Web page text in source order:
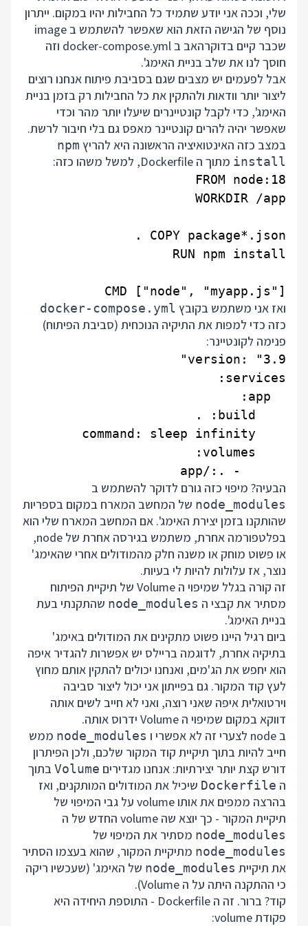
שלי, וככה אני יודע שתמיד כל החבילות יהיו במקום. ייתרון
נוסף של הגישה הזאת הוא שאפשר להשתמש ב image
שכבר קיים בדוקרהאב ב docker-compose.yml וזה
חוסך לנו את שלב בניית האימג'.
אבל לפעמים יש מצבים שגם בסביבת פיתוח אנחנו רוצים
ליצור יותר וודאות ולהתקין את כל החבילות רק בזמן בניית
האימג', כדי לקבל קונטיינרים שיעלו יותר מהר וכדי
שאפשר יהיה להרים קונטיינר מאפס גם בלי חיבור לרשת.
במצב כזה האינטואיציה הראשונה היא להריץ npm
install מתוך ה Dockerfile, למשל משהו כזה:
CMD ["node", "myapp.js"]
ואז אני משתמש בקובץ docker-compose.yml
כזה כדי למפות את התיקיה הנוכחית (סביבת הפיתוח)
פנימה לקונטיינר:
      - .:/app
הבעיה? מיפוי כזה גורם לדוקר להשתמש ב
node_modules של המחשב המארח במקום בספריות
שהותקנו בזמן יצירת האימג'. אם המחשב המארח שלי הוא
בפלטפורמה אחרת, משתמש בגירסה אחרת של node,
או פשוט מוחק או משנה חלק מהמודולים אחרי שהאימג'
נוצר, אז עלולות להיות לי בעיות.
זה קורה בגלל שמיפוי ה Volume של תיקיית הפיתוח
מסתיר את קבצי ה node_modules שהתקנתי בעת
בניית האימג'.
ביום רגיל היינו פשוט מתקינים את המודולים באימג'
בתיקיה אחרת, לדוגמה בריילס יש אפשרות להגדיר איפה
הוא יחפש את הג'מים, ואנחנו יכולים להתקין אותם מחוץ
לעץ קוד המקור. גם בפייתון אני יכול ליצור סביבה
וירטואלית איפה שאני רוצה, ואני לא חייב לשים אותה
דווקא במקום שמיפוי ה Volume ידרוס אותה.
ב node לצערי זה לא אפשרי ו
node_modules ממש
חייב להיות בתוך תיקיית קוד המקור שלכם, ולכן הפיתרון
דורש קצת יותר יצירתיות: אנחנו מגדירים Volume בתוך
ה Dockerfile שיכיל את המודולים המותקנים, ואז
בהרצה ממפים את אותו volume על גבי המיפוי של
תיקיית המקור - כך יוצא שה volume החדש של ה
node_modules מסתיר את המיפוי של
node_modules מתיקיית המקור, שהוא בעצמו הסתיר
את תיקיית node_modules של האימג' (שעכשיו ריקה
כי ההתקנה היתה על ה Volume).
קוד? ברור. זה ה Dockerfile - התוספת היחידה היא
פקודת volume: